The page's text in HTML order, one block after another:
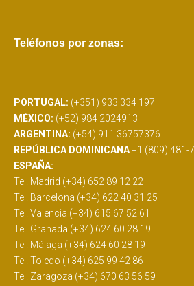
Teléfonos por zonas:
PORTUGAL: (+351) 933 334 197
MÉXICO: (+52) 984 2024913
ARGENTINA: (+54) 911 36757376
REPÚBLICA DOMINICANA+1 (809) 481-
ESPAÑA:
Tel. Madrid (+34) 652 89 12 22
Tel. Barcelona (+34) 622 40 31 25
Tel. Valencia (+34) 615 67 52 61
Tel. Granada (+34) 624 60 28 19
Tel. Málaga (+34) 624 60 28 19
Tel. Toledo (+34) 625 99 42 86
Tel. Zaragoza (+34) 670 63 56 59